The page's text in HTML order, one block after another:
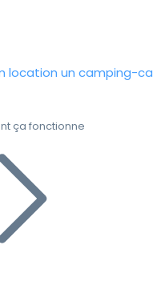
un camping-
ça fonctionne